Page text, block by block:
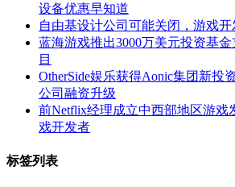
设备优惠早知道
自由基设计公司可能关闭，游戏
蓝海游戏推出3000万美元投资基
目
OtherSide娱乐获得Aonic集团新投
公司融资升级
前Netflix经理成立中西部地区游戏
戏开发者
标签列表